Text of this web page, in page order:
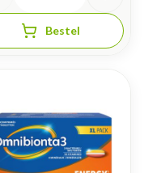
Bestel